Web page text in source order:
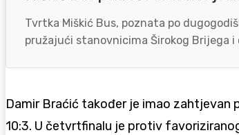
Tvrtka Miškić Bus, poznata po
pružajući stanovnicima Širokog Brijega i
Damir Braćić također je imao zahtjevan
10:3. U četvrtfinalu je protiv